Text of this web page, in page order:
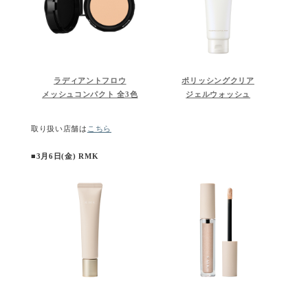
ラディアントフロウ
メッシュコンパクト 全3色
ポリッシングクリア
ジェルウォッシュ
取り扱い店舗は こちら
■3月6日(金) RMK